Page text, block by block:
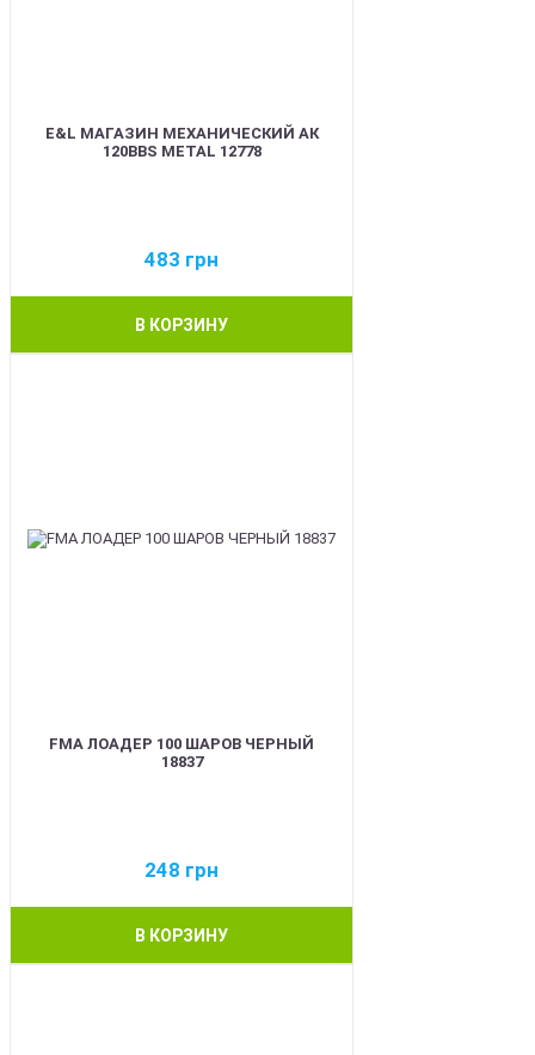
E&L МАГАЗИН МЕХАНИЧЕСКИЙ АК
120BBS METAL 12778
483 грн
В КОРЗИНУ
FMA ЛОАДЕР 100 ШАРОВ ЧЕРНЫЙ
18837
248 грн
В КОРЗИНУ